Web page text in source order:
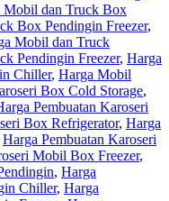
Mobil dan Truck Box
Box Pendingin Freezer,
Mobil dan Truck
Pendingin Freezer, Harga
Chiller, Harga Mobil
Box Cold Storage,
Pembuatan Karoseri
Box Refrigerator, Harga
Harga Pembuatan Karoseri
Mobil Box Freezer,
, Harga
Chiller, Harga